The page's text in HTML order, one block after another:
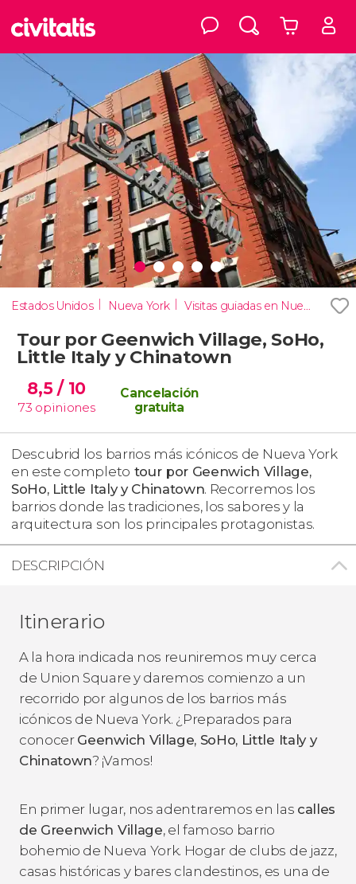
Estados Unidos Nueva York Visitas guiadas en Nueva York
Tour por Geenwich Village, SoHo,
Little Italy y Chinatown
8,5/ 10
73 opiniones
Cancelación
gratuita
Descubrid los barrios más icónicos de Nueva York
en este completo tour por Geenwich Village,
SoHo, Little Italy y Chinatown. Recorremos los
barrios donde las tradiciones, los sabores y la
arquitectura son los principales protagonistas.
DESCRIPCIÓN
Itinerario
A la hora indicada nos reuniremos muy cerca
de Union Square y daremos comienzo a un
recorrido por algunos de los barrios más
icónicos de Nueva York. ¿Preparados para
conocer Geenwich Village, SoHo, Little Italy y
Chinatown? ¡Vamos!
En primer lugar, nos adentraremos en las calles
de Greenwich Village, el famoso barrio
bohemio de Nueva York. Hogar de clubs de jazz,
casas históricas y bares clandestinos, es una de